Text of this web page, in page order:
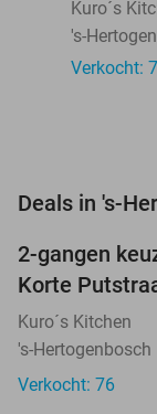
Kuro´s
's-
Verkocht:
Deals in 's-
2-gangen
Korte
Kuro´s Kitchen
's-Hertogenbosch
Verkocht: 76